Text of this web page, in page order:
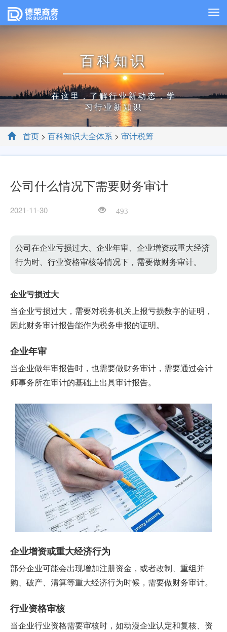
百科知识
在这里，了解行业新动态，学
习行业新知识
首页 > 百科知识大全体系 > 审计税筹
公司什么情况下需要财务审计
2021-11-30 493
公司在企业亏损过大、企业年审、企业增资或重大经济
行为时、行业资格审核等情况下，需要做财务审计。
企业亏损过大
当企业亏损过大，需要对税务机关上报亏损数字的证明，
因此财务审计报告能作为税务申报的证明。
企业年审
当企业做年审报告时，也需要做财务审计，需要通过会计
师事务所在审计的基础上出具审计报告。
企业增资或重大经济行为
部分企业可能会出现增加注册资金，或者改制、重组并
购、破产、清算等重大经济行为时候，需要做财务审计。
行业资格审核
当企业行业资格需要审核时，如动漫企业认定和复核、资